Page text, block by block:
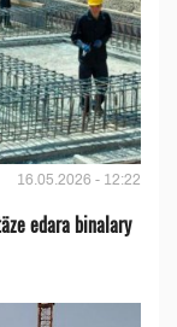
16.05.2026 - 12:22
edara binalary